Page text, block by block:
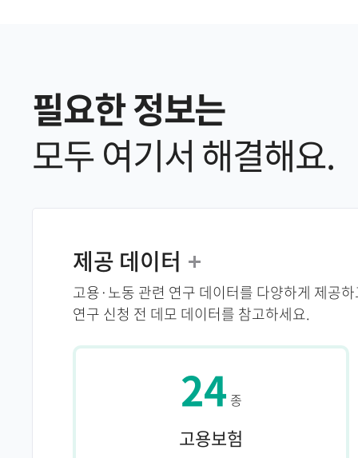
필요한 정보는
모두 여기서 해결해요.
제공 데이터
보
기
고용·노동 관련 연구 데이터를 다양하게 제공
연구 신청 전 데모 데이터를 참고하세요.
고용보험
24 종